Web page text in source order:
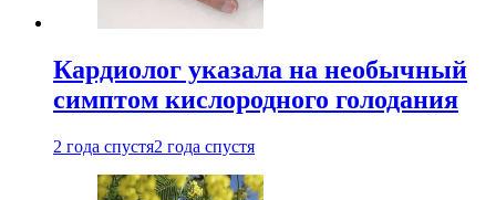
Кардиолог указала на необычный
симптом кислородного голодания
2 года спустя2 года спустя